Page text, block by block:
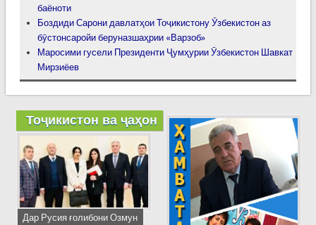
баёноти
Боздиди Сарони давлатҳои Тоҷикистону Ӯзбекистон аз
бӯстонсаройи беруназшаҳрии «Варзоб»
Маросими гусели Президенти Ҷумҳурии Ӯзбекистон Шавкат
Мирзиёев
Тоҷикистон ва ҷаҳон
Дар Русия ғолибони Озмун